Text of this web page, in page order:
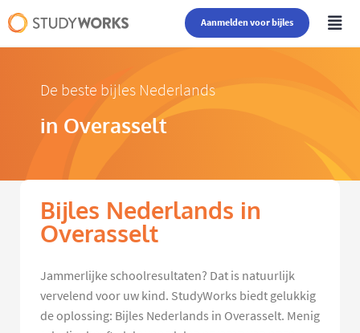
Aanmelden voor bijles
De beste bijles Nederlands
in Overasselt
Bijles Nederlands in
Overasselt
Jammerlijke schoolresultaten? Dat is natuurlijk
vervelend voor uw kind. StudyWorks biedt gelukkig
de oplossing: Bijles Nederlands in Overasselt. Menig